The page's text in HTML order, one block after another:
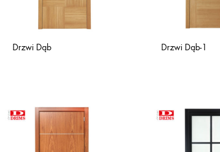
Drzwi Dąb Drzwi Dąb-1